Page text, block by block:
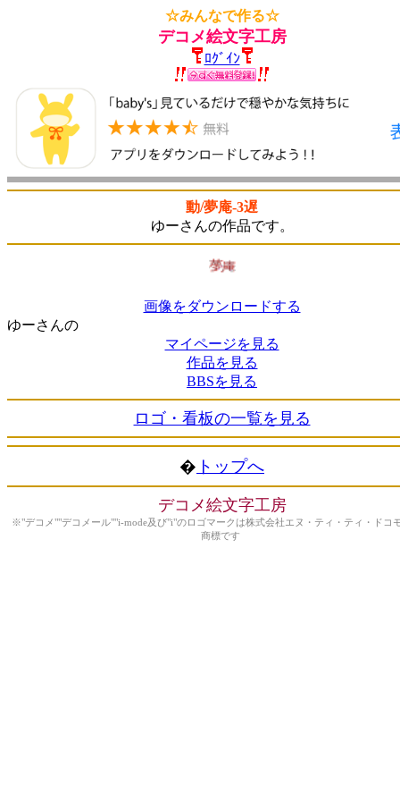
☆みんなで作る☆
デコメ絵文字工房
ﾛｸﾞｲﾝ
動/夢庵-3遅
ゆーさんの作品です。
画像をダウンロードする
ゆーさんの
マイページを見る
作品を見る
BBSを見る
ロゴ・看板の一覧を見る
� トップへ
デコメ絵文字工房
※"デコメ""デコメール""i-mode及び"i"のロゴマークは株式会社エヌ・ティ・ティ・ドコ
商標です